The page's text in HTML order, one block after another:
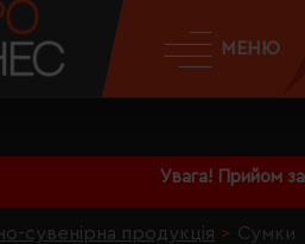
Увага! Прийом
МЕНЮ
сувенірна продукція Сумки